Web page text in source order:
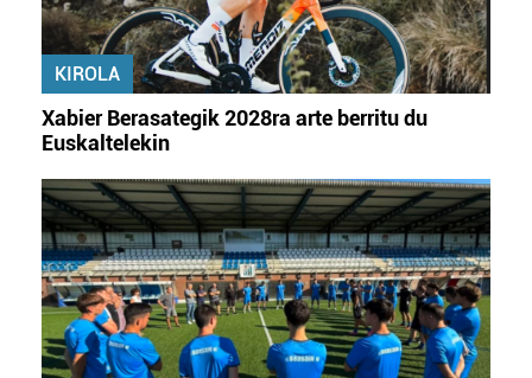
KIROLA
Xabier Berasategik 2028ra arte berritu du
Euskaltelekin